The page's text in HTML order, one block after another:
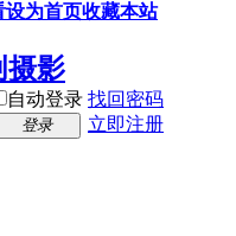
设为首页收藏本站
自动登录 找回密码
登录
立即注册